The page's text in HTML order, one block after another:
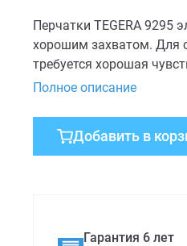
Перчатки TEGERA 9295
хорошим захватом. Для
требуется хорошая
Полное описание
Добавить в
Гарантия 6 лет